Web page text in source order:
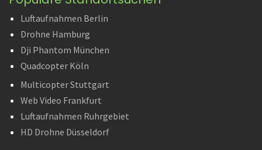
Luftaufnahmen Berlin
Drohne Hamburg
Dji Phantom München
Quadcopter Köln
Multicopter Stuttgart
Web Video Frankfurt
Luftaufnahmen Ruhrgebiet
HD Drohne Düsseldorf